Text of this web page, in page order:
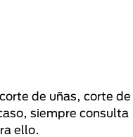
de uñas, corte de
siempre consulta
ello.